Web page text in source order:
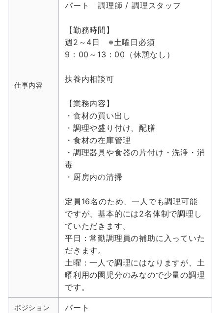
仕事内容
パート 調理師 / 調理スタッフ
【勤務時間】
週2～4日 ※土曜日必須
9：00～13：00（休憩なし）
扶養内相談可
【業務内容】
・食材の買い出し
・調理や盛り付け、配膳
・食材の在庫管理
・調理器具や食器の片付け・洗浄・消
毒
・厨房内の清掃
定員16名のため、一人でも調理可能
ですが、基本的には2名体制で調理し
ていただきます。
平日：常勤調理員の補助に入っていた
だきます。
土曜：一人で調理にはなりますが、土
曜利用の園児分のみなので少量の調理
です。
ポジション パート